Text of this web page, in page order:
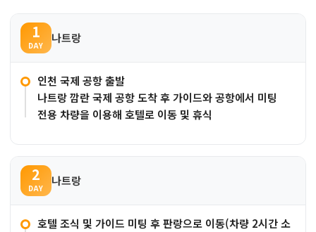
1
DAY
나트랑
인천 국제 공항 출발
나트랑 깜란 국제 공항 도착 후 가이드와 공항에서 미팅
전용 차량을 이용해 호텔로 이동 및 휴식
2
DAY
나트랑
호텔 조식 및 가이드 미팅 후 판랑으로 이동(차량 2시간 소